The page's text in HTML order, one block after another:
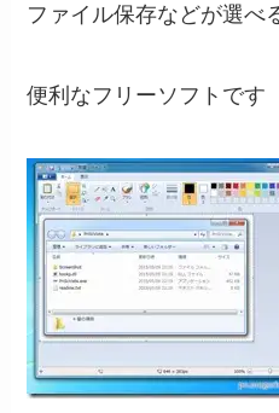
ファイル保存などが選べ
便利なフリーソフトです